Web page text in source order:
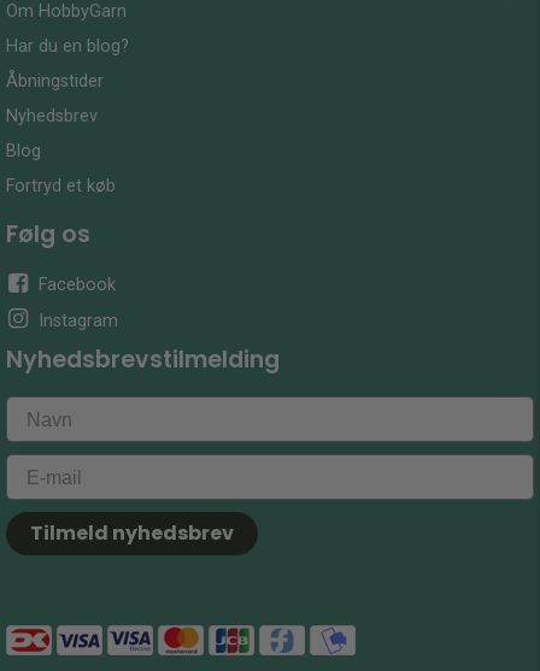
Om HobbyGarn
Har du en blog?
Åbningstider
Nyhedsbrev
Blog
Fortryd et køb
Følg os
Facebook
Instagram
Nyhedsbrevstilmelding
Tilmeld nyhedsbrev